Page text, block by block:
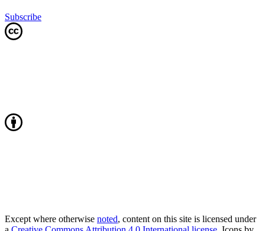
Subscribe
Except where otherwise noted, content on this site is licensed under